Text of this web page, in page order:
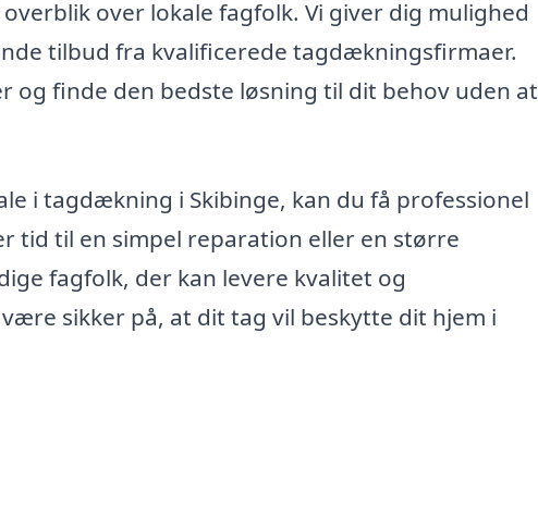
over lokale fagfolk. Vi giver dig mulighed
tilbud fra kvalificerede tagdækningsfirmaer.
og finde den bedste løsning til dit behov uden at
i tagdækning i Skibinge, kan du få professionel
tid til en simpel reparation eller en større
fagfolk, der kan levere kvalitet og
sikker på, at dit tag vil beskytte dit hjem i